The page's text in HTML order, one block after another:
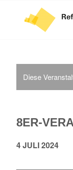
Diese
8ER-
4 JULI 2024